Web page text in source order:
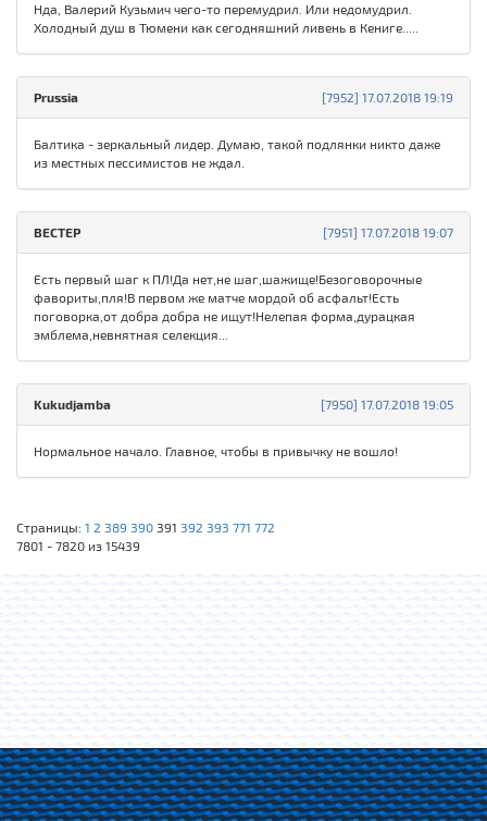
Нда, Валерий Кузьмич чего-то перемудрил. Или недомудрил.
Холодный душ в Тюмени как сегодняшний ливень в Кениге.....
[7952] 17.07.2018 19:19
Prussia
Балтика - зеркальный лидер. Думаю, такой подлянки никто даже
из местных пессимистов не ждал.
[7951] 17.07.2018 19:07
ВЕСТЕР
Есть первый шаг к ПЛ!Да нет,не шаг,шажище!Безоговорочные
фавориты,пля!В первом же матче мордой об асфальт!Есть
поговорка,от добра добра не ищут!Нелепая форма,дурацкая
эмблема,невнятная селекция...
[7950] 17.07.2018 19:05
Kukudjamba
Нормальное начало. Главное, чтобы в привычку не вошло!
Страницы: 1 2 389 390 391 392 393 771 772
7801 - 7820 из 15439